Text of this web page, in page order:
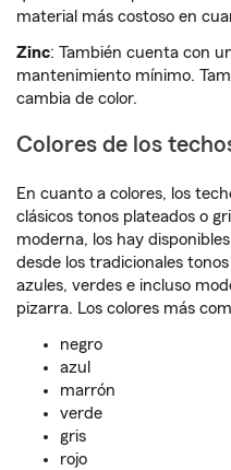
material más costoso en
Zinc: También cuenta con
mantenimiento mínimo.
cambia de color.
Colores de los
En cuanto a colores, los
clásicos tonos plateados o
moderna, los hay
desde los tradicionales
azules, verdes e incluso
pizarra. Los colores más
negro
azul
marrón
verde
gris
rojo